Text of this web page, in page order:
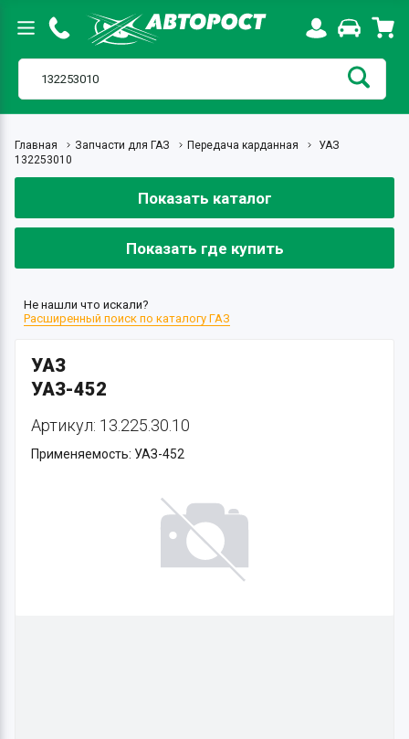
Главная Запчасти для ГАЗ Передача карданная
УАЗ
132253010
Показать каталог
Показать где купить
Не нашли что искали?
Расширенный поиск по каталогу ГАЗ
УАЗ
УАЗ-452
Артикул: 13.225.30.10
Применяемость: УАЗ-452